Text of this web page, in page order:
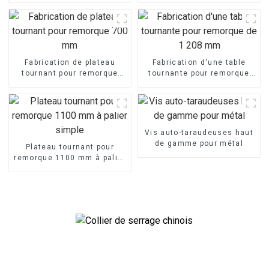
Fabrication de plateau
tournant pour remorque
Fabrication d'une table
tournante pour remorque
Plateau tournant pour
remorque 1100 mm à palier
Vis auto-taraudeuses haut
de gamme pour métal